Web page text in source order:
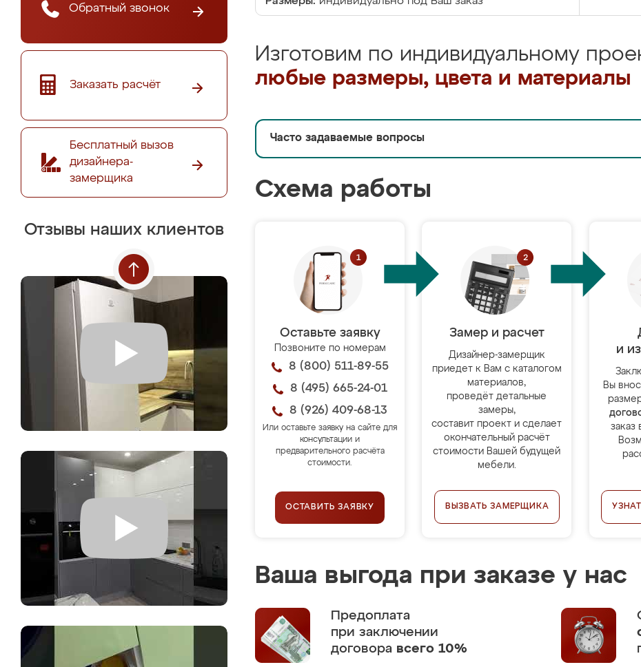
Обратный звонок
Заказать расчёт
Бесплатный вызов
дизайнера-
замерщика
Отзывы наших клиентов
Изготовим по индивидуальному
любые размеры, цвета и материалы
Часто задаваемые вопросы
Схема работы
Оставьте заявку
Позвоните по номерам
8 (800) 511-89-55
8 (495) 665-24-01
8 (926) 409-68-13
Или оставьте заявку на сайте для
консультации и
предварительного расчёта
стоимости.
ОСТАВИТЬ ЗАЯВКУ
Замер и расчет
Дизайнер-замерщик
приедет к Вам с каталогом
материалов,
проведёт детальные
замеры,
составит проект и сделает
окончательный расчёт
стоимости Вашей будущей
мебели.
ВЫЗВАТЬ ЗАМЕРЩИКА
и
Вы
заказ
Ваша выгода при заказе у нас
Предоплата
при заключении
договора всего 10%